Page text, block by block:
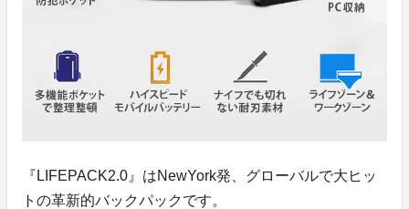
『LIFEPACK2.0』はNewYork発、グローバルで大ヒッ
トの革新的バックパックです。